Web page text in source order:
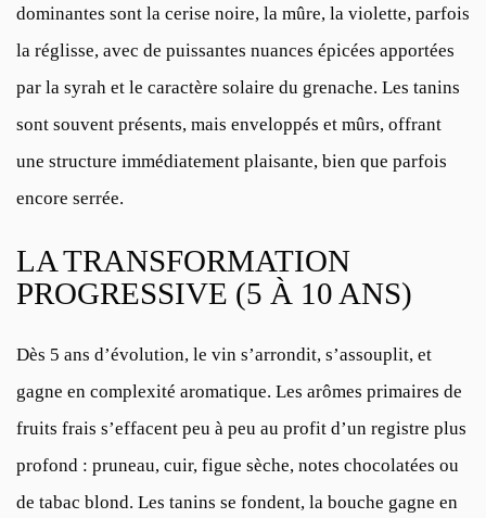
dominantes sont la cerise noire, la mûre, la violette, parfois
la réglisse, avec de puissantes nuances épicées apportées
par la syrah et le caractère solaire du grenache. Les tanins
sont souvent présents, mais enveloppés et mûrs, offrant
une structure immédiatement plaisante, bien que parfois
encore serrée.
LA TRANSFORMATION
PROGRESSIVE (5 À 10 ANS)
Dès 5 ans d’évolution, le vin s’arrondit, s’assouplit, et
gagne en complexité aromatique. Les arômes primaires de
fruits frais s’effacent peu à peu au profit d’un registre plus
profond : pruneau, cuir, figue sèche, notes chocolatées ou
de tabac blond. Les tanins se fondent, la bouche gagne en